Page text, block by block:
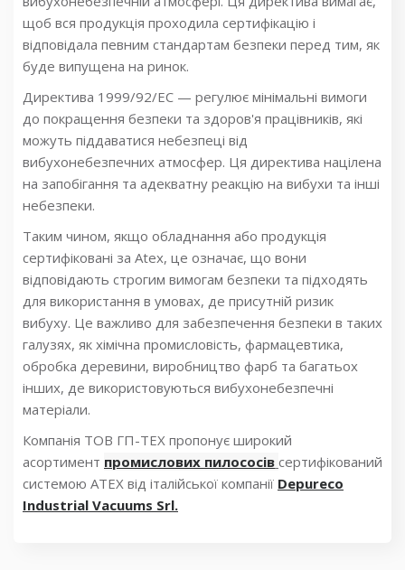
щоб вся продукція проходила сертифікацію і
відповідала певним стандартам безпеки перед тим, як
буде випущена на ринок.
Директива 1999/92/EC — регулює мінімальні вимоги
до покращення безпеки та здоров'я працівників, які
можуть піддаватися небезпеці від
вибухонебезпечних атмосфер. Ця директива націлена
на запобігання та адекватну реакцію на вибухи та інші
небезпеки.
Таким чином, якщо обладнання або продукція
сертифіковані за Atex, це означає, що вони
відповідають строгим вимогам безпеки та підходять
для використання в умовах, де присутній ризик
вибуху. Це важливо для забезпечення безпеки в таких
галузях, як хімічна промисловість, фармацевтика,
обробка деревини, виробництво фарб та багатьох
інших, де використовуються вибухонебезпечні
матеріали.
Компанія ТОВ ГП-ТЕХ пропонує широкий
асортимент промислових пилососів сертифікований
системою ATEX від італійської компанії Depureco
Industrial Vacuums Srl.